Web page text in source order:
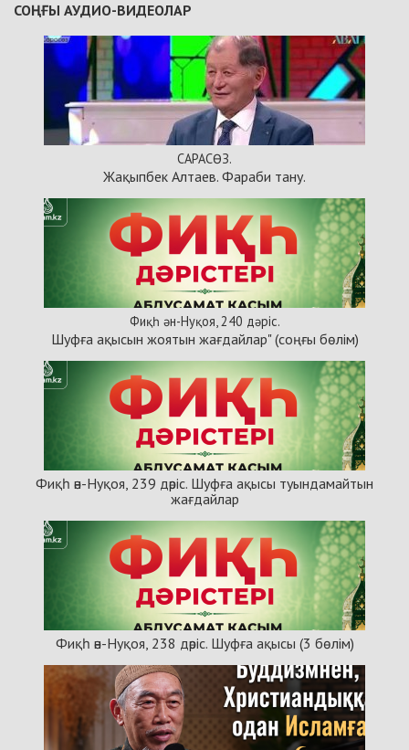
СОҢҒЫ АУДИО-ВИДЕОЛАР
САРАСӨЗ.
Жақыпбек Алтаев. Фараби тану.
Фиқһ ән-Нуқоя, 240 дәріс.
Шуфға ақысын жоятын жағдайлар" (соңғы бөлім)
Фиқһ ән-Нуқоя, 239 дәріс. Шуфға ақысы туындамайтын
жағдайлар
Фиқһ ән-Нуқоя, 238 дәріс. Шуфға ақысы (3 бөлім)